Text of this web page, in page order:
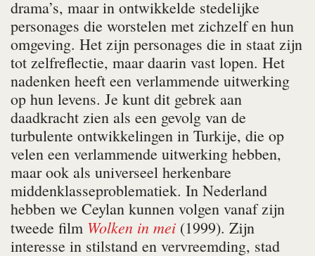
drama’s, maar in ontwikkelde stedelijke
personages die worstelen met zichzelf en hun
omgeving. Het zijn personages die in staat zijn
tot zelfreflectie, maar daarin vast lopen. Het
nadenken heeft een verlammende uitwerking
op hun levens. Je kunt dit gebrek aan
daadkracht zien als een gevolg van de
turbulente ontwikkelingen in Turkije, die op
velen een verlammende uitwerking hebben,
maar ook als universeel herkenbare
middenklasseproblematiek. In Nederland
hebben we Ceylan kunnen volgen vanaf zijn
tweede film Wolken in mei (1999). Zijn
interesse in stilstand en vervreemding, stad